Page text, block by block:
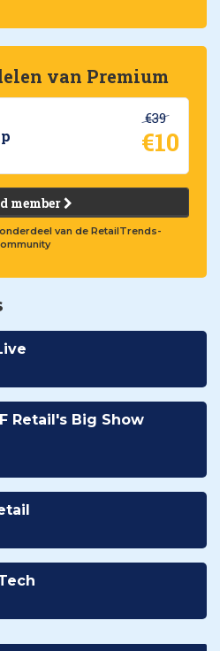
van Premium
€39
€10
member
van de RetailTrends-
Retail's Big Show